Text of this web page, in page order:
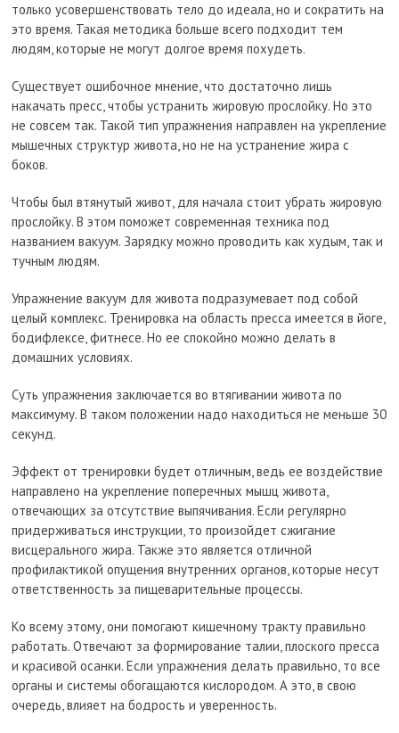
только усовершенствовать тело до идеала, но и сократить на
это время. Такая методика больше всего подходит тем
людям, которые не могут долгое время похудеть.
Существует ошибочное мнение, что достаточно лишь
накачать пресс, чтобы устранить жировую прослойку. Но это
не совсем так. Такой тип упражнения направлен на укрепление
мышечных структур живота, но не на устранение жира с
боков.
Чтобы был втянутый живот, для начала стоит убрать жировую
прослойку. В этом поможет современная техника под
названием вакуум. Зарядку можно проводить как худым, так и
тучным людям.
Упражнение вакуум для живота подразумевает под собой
целый комплекс. Тренировка на область пресса имеется в йоге,
бодифлексе, фитнесе. Но ее спокойно можно делать в
домашних условиях.
Суть упражнения заключается во втягивании живота по
максимуму. В таком положении надо находиться не меньше 30
секунд.
Эффект от тренировки будет отличным, ведь ее воздействие
направлено на укрепление поперечных мышц живота,
отвечающих за отсутствие выпячивания. Если регулярно
придерживаться инструкции, то произойдет сжигание
висцерального жира. Также это является отличной
профилактикой опущения внутренних органов, которые несут
ответственность за пищеварительные процессы.
Ко всему этому, они помогают кишечному тракту правильно
работать. Отвечают за формирование талии, плоского пресса
и красивой осанки. Если упражнения делать правильно, то все
органы и системы обогащаются кислородом. А это, в свою
очередь, влияет на бодрость и уверенность.